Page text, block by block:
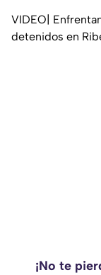
VIDEO|
detenidos en
¡No te